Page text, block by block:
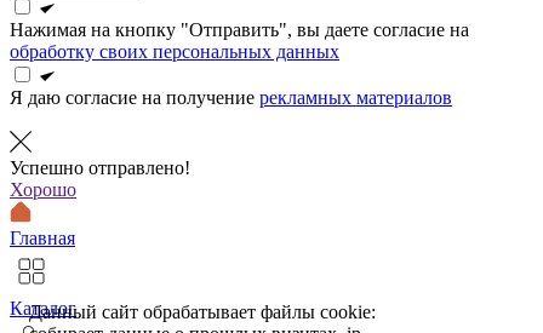
Нажимая на кнопку "Отправить", вы даете согласие на
обработку своих персональных данных
Я даю согласие на получение рекламных материалов
Успешно отправлено!
Хорошо
Главная
Каталог
Данный сайт обрабатывает файлы cookie: